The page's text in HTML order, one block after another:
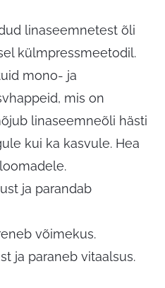
linaseemnetest õli
külmpressmeetodil.
mono- ja
mis on
linaseemneõli hästi
kui ka kasvule. Hea
ja parandab
võimekus.
ja paraneb vitaalsus.